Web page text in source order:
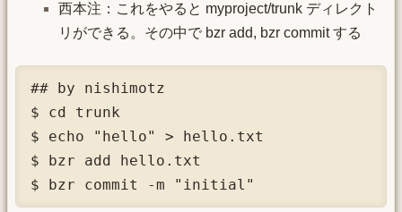
西本注：これをやると myproject/trunk ディレクト
リができる。その中で bzr add, bzr commit する
## by nishimotz
$ cd trunk
$ echo "hello" > hello.txt
$ bzr add hello.txt
$ bzr commit -m "initial"